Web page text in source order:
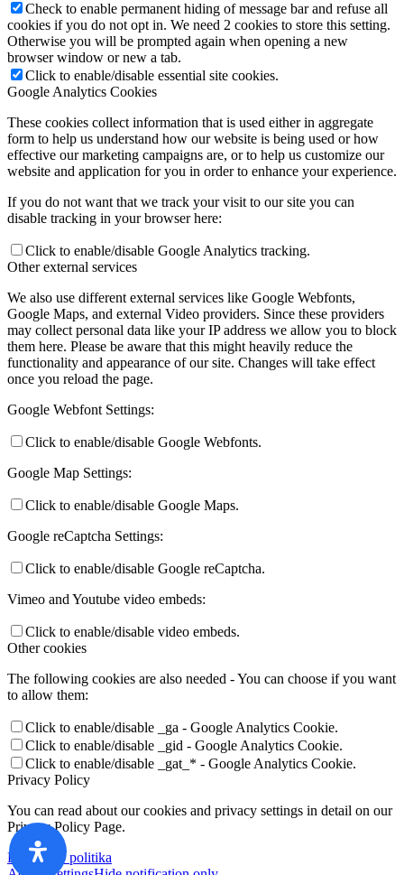
Check to enable permanent hiding of message bar and refuse all
cookies if you do not opt in. We need 2 cookies to store this setting.
Otherwise you will be prompted again when opening a new
browser window or new a tab.
Click to enable/disable essential site cookies.
Google Analytics Cookies
These cookies collect information that is used either in aggregate
form to help us understand how our website is being used or how
effective our marketing campaigns are, or to help us customize our
website and application for you in order to enhance your experience.
If you do not want that we track your visit to our site you can
disable tracking in your browser here:
Click to enable/disable Google Analytics tracking.
Other external services
We also use different external services like Google Webfonts,
Google Maps, and external Video providers. Since these providers
may collect personal data like your IP address we allow you to block
them here. Please be aware that this might heavily reduce the
functionality and appearance of our site. Changes will take effect
once you reload the page.
Google Webfont Settings:
Click to enable/disable Google Webfonts.
Google Map Settings:
Click to enable/disable Google Maps.
Google reCaptcha Settings:
Click to enable/disable Google reCaptcha.
Vimeo and Youtube video embeds:
Click to enable/disable video embeds.
Other cookies
The following cookies are also needed - You can choose if you want
to allow them:
Click to enable/disable _ga - Google Analytics Cookie.
Click to enable/disable _gid - Google Analytics Cookie.
Click to enable/disable _gat_* - Google Analytics Cookie.
Privacy Policy
You can read about our cookies and privacy settings in detail on our
Privacy Policy Page.
Privatumo politika